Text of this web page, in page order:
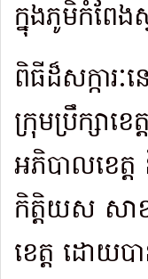
ក្នុងភូមិកំពែ
ពិធីដ៏សក្ការ
ក្រុមប្រឹក្សា
អភិបាលខេត្
កិត្តិយស សាខ
ខេត្ត ដោយ